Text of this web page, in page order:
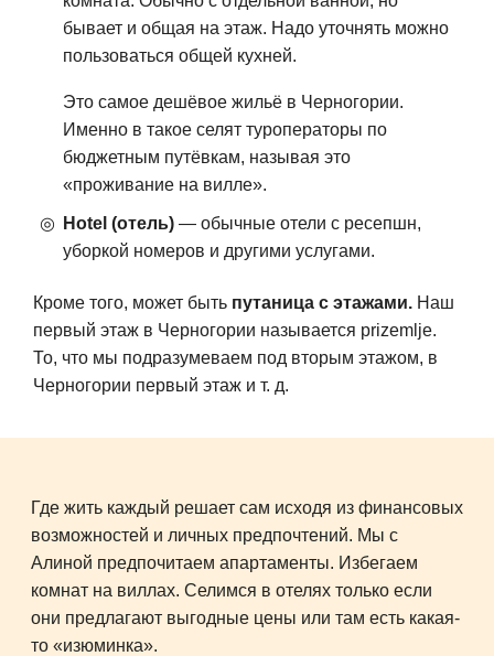
бывает и общая на этаж. Надо уточнять можно
пользоваться общей кухней.
Это самое дешёвое жильё в Черногории.
Именно в такое селят туроператоры по
бюджетным путёвкам, называя это
«проживание на вилле».
Hotel (отель) — обычные отели с ресепшн,
уборкой номеров и другими услугами.
Кроме того, может быть путаница с этажами. Наш
первый этаж в Черногории называется prizemlje.
То, что мы подразумеваем под вторым этажом, в
Черногории первый этаж и т. д.
Где жить каждый решает сам исходя из финансовых
возможностей и личных предпочтений. Мы с
Алиной предпочитаем апартаменты. Избегаем
комнат на виллах. Селимся в отелях только если
они предлагают выгодные цены или там есть какая-
то «изюминка».